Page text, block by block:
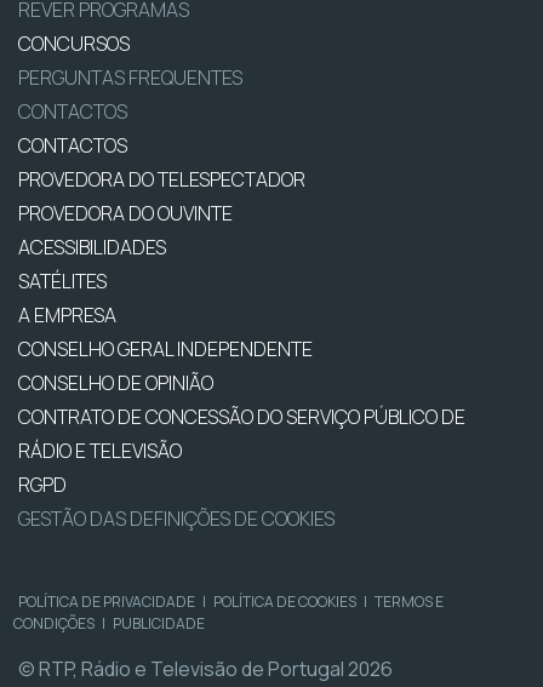
REVER PROGRAMAS
CONCURSOS
PERGUNTAS FREQUENTES
CONTACTOS
CONTACTOS
PROVEDORA DO TELESPECTADOR
PROVEDORA DO OUVINTE
ACESSIBILIDADES
SATÉLITES
A EMPRESA
CONSELHO GERAL INDEPENDENTE
CONSELHO DE OPINIÃO
CONTRATO DE CONCESSÃO DO SERVIÇO PÚBLICO DE
RÁDIO E TELEVISÃO
RGPD
GESTÃO DAS DEFINIÇÕES DE COOKIES
POLÍTICA DE PRIVACIDADE | POLÍTICA DE COOKIES | TERMOS E
CONDIÇÕES | PUBLICIDADE
© RTP, Rádio e Televisão de Portugal 2026